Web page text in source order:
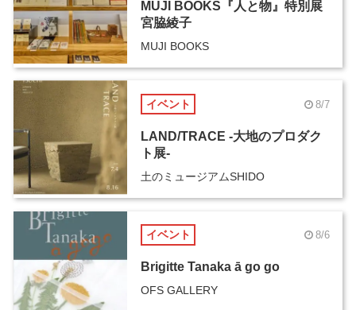
MUJI BOOKS『人と物』特別展
宮脇綾子
MUJI BOOKS
イベント 8/7
LAND/TRACE -大地のプロダク
ト展-
土のミュージアムSHIDO
イベント 8/6
Brigitte Tanaka ā go go
OFS GALLERY